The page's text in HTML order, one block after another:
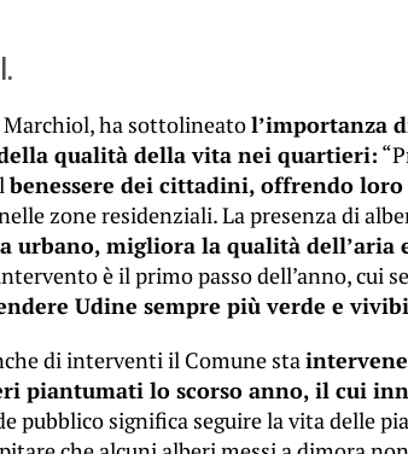
Marchiol, ha sottolineatol’importanza
qualità della vita nei quartieri:
benessere dei cittadini, offrendo loro
zone residenziali. La presenza di
migliora la qualità dell’aria
è il primo passo dell’anno, cui
Udine sempre più verde e
di interventi il Comune sta
piantumati lo scorso anno, il cui
pubblico significa seguire la vita delle